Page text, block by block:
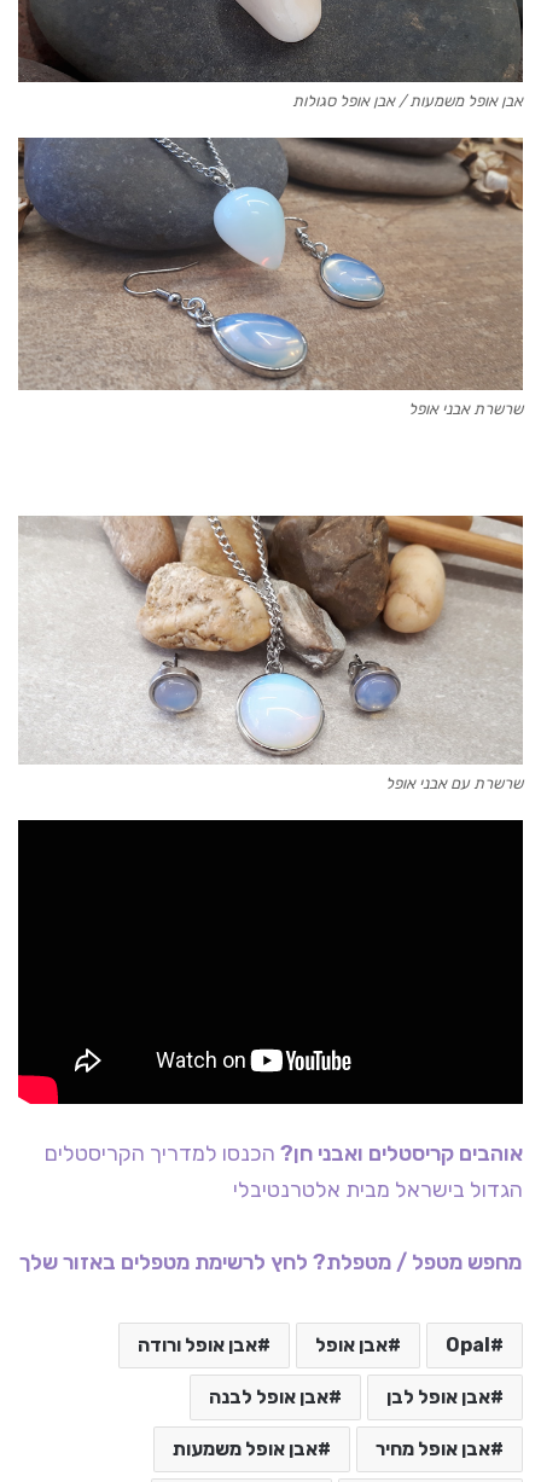
אבן אופל משמעות / אבן אופל סגולות
שרשרת אבני אופל
שרשרת עם אבני אופל
אוהבים קריסטלים ואבני חן? הכנסו למדריך הקריסטלים
הגדול בישראל מבית אלטרנטיבלי
מחפש מטפל / מטפלת? לחץ לרשימת מטפלים באזור שלך
Opal אבן אופל אבן אופל ורודה
אבן אופל לבן אבן אופל לבנה
אבן אופל מחיר אבן אופל משמעות